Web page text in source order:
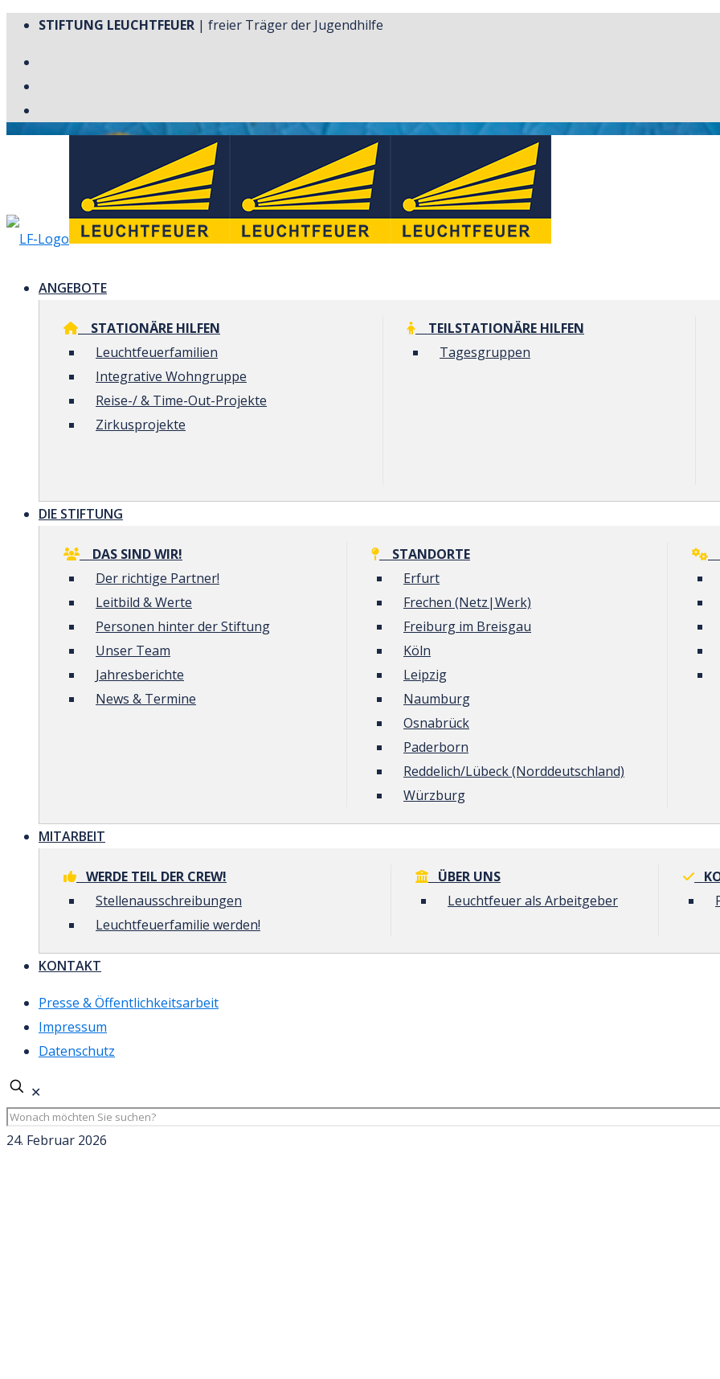
STIFTUNG LEUCHTFEUER | freier Träger der Jugendhilfe
ANGEBOTE
STATIONÄRE HILFEN
Leuchtfeuerfamilien
Integrative Wohngruppe
Reise-/ & Time-Out-Projekte
Zirkusprojekte
TEILSTATIONÄRE HILFEN
Tagesgruppen
DIE STIFTUNG
DAS SIND WIR!
Der richtige Partner!
Leitbild & Werte
Personen hinter der Stiftung
Unser Team
Jahresberichte
News & Termine
STANDORTE
Erfurt
Frechen (Netz|Werk)
Freiburg im Breisgau
Köln
Leipzig
Naumburg
Osnabrück
Paderborn
Reddelich/Lübeck (Norddeutschland)
Würzburg
MITARBEIT
WERDE TEIL DER CREW!
Stellenausschreibungen
Leuchtfeuerfamilie werden!
ÜBER UNS
Leuchtfeuer als Arbeitgeber
KONTAKT
Presse & Öffentlichkeitsarbeit
Impressum
Datenschutz
✕
24. Februar 2026